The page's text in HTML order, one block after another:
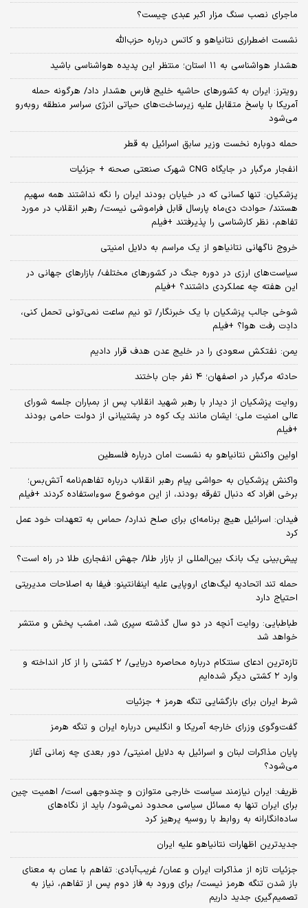
ماجرای نصب سنگ مزار اکبر عبدی چیست؟
نشست اضطراری نتانیاهو و کاتس درباره حزب‌الله
هشدار هواشناسی به ۱۱ استان؛ منتظر این پدیده هواشناسی باشید
رویترز: ایران به کشورهای حاشیه خلیج فارس هشدار داد/ هرگونه حمله
آمریکا با پاسخ متقابل علیه زیرساخت‌های حیاتی انرژی سراسر منطقه روبه‌رو
می‌شود
حمله دوباره نخست وزیر سابق اسرائیل به قطر
انفجار مرگبار در جایگاه CNG شهرک صنعتی صحنه + جزئیات
پزشکیان: تنها کسانی که در خیابان بودند ایران را نگه نداشتند همه سهیم
هستند/ حوادث دی‌ماه پارسال قابل فراموشی نیست/ رهبر انقلاب در مورد
تفاهم، نظر کارشناسی را پذیرفتند +فیلم
خروج ناگهانی نتانیاهو از یک مراسم به دلایل امنیتی
سیاست‌های ارزی در دوره جنگ در کشورهای مختلف/ بازارهای جهانی در
این هفته چه عملکردی داشتند؟ +فیلم
شوخی جالب پزشکیان با یک خبرنگار/ تو نیم ساعت نمی‌تونی تحمل کنی،
دادِت رفت هوا؟ +فیلم
یمن: نفتکش سعودی را در خلیج عدن هدف قرار دادیم
حادثه مرگبار در اصفهان؛ ۴ نفر جان باختند
روایت پزشکیان از دیدار با رهبر شهید انقلاب پس از بمباران جلسه شورای
عالی امنیت ملی؛ ایشان مانند یک کوه در پشتیبانی از دولت حامی بودند
+فیلم
اولین واکنش نتانیاهو به نشست امان درباره فلسطین
واکنش پزشکیان به حواشی پیام رهبر انقلاب درباره تفاهم‌نامه آتش‌بس؛
برخی افراد که دنبال تفرقه بودند، از این موضوع سوءاستفاده کردند +فیلم
فیدان: اسرائیل هیچ برنامه‌ای برای صلح ندارد/ حماس به تعهدات خود عمل
کرد
پیش‌بینی یک بانک بین‌المللی از بازار طلا/ جهش انفجاری طلا در راه است؟
حمله تند اتحادیه لیگ‌های اروپایی علیه اینفانتینو: فیفا به اصلاحات مدیریتی
احتیاج دارد
طباطبایی: روایت آنچه در دو سال گذشته سپری شد، امشب پخش و منتشر
خواهد شد
تازه‌ترین ادعای سنتکام درباره محاصره دریایی/ ۲ کشتی را از کار انداخته و
وارد ۲ کشتی دیگر شده‌ایم
شرط ایران برای بازگشایی تنگه هرمز + جزئیات
گفت‌وگوی وزرای خارجه آمریکا و انگلیس درباره ایران و تنگه هرمز
پایان مذاکرات لبنان و اسرائیل به دلایل امنیتی/ دور بعدی چه زمانی آغاز
می‌شود؟
ظریف: ایران نیازمند سیاست خارجی متوازن و چندوجهی است/ اهمیت چین
برای ایران تنها به مسائل سیاسی محدود نمی‌شود/ باید از نگاه‌های
ساده‌انگارانه به روابط با روسیه پرهیز کرد
جدیدترین اظهارات نتانیاهو علیه ایران
جزئیات تازه از مذاکرات ایران و عمان/ غریب‌آبادی: تفاهم با عمان به معنای
باز شدن تنگه هرمز نیست/ برای ورود به فاز دوم پس از تفاهم، نیاز به
تصمیم‌گیری جدید داریم